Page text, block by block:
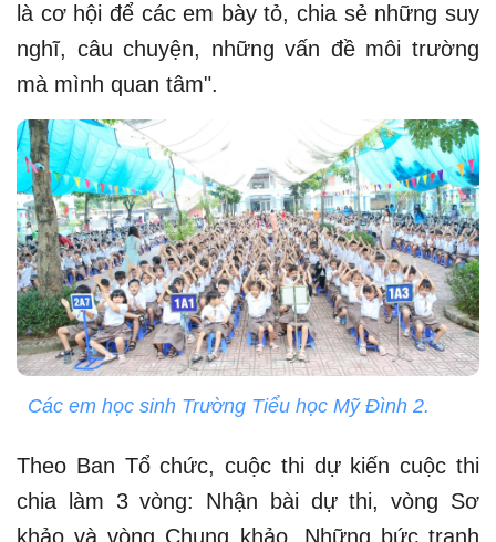
là cơ hội để các em bày tỏ, chia sẻ những suy
nghĩ, câu chuyện, những vấn đề môi trường
mà mình quan tâm".
Các em học sinh Trường Tiểu học Mỹ Đình 2.
Theo Ban Tổ chức, cuộc thi dự kiến cuộc thi
chia làm 3 vòng: Nhận bài dự thi, vòng Sơ
khảo và vòng Chung khảo. Những bức tranh